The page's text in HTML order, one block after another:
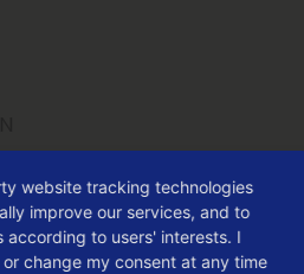
website tracking technologies
improve our services, and to
to users' interests. I
change my consent at any time